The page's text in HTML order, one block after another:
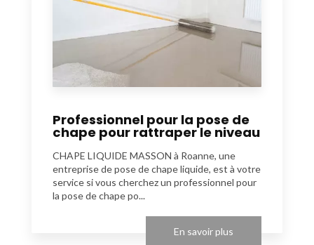
Professionnel pour la pose de
chape pour rattraper le niveau
CHAPE LIQUIDE MASSON à Roanne, une
entreprise de pose de chape liquide, est à votre
service si vous cherchez un professionnel pour
la pose de chape po...
En savoir plus